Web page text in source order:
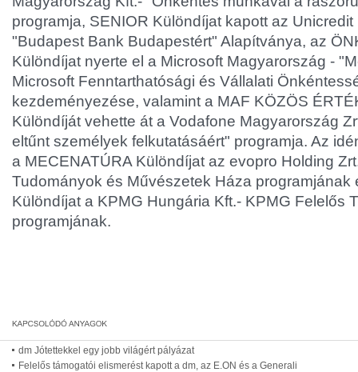
programja, SENIOR Különdíjat kapott az
"Budapest Bank Budapestért" Alapítványa, az
Különdíjat nyerte el a Microsoft Magyarország -
Microsoft Fenntarthatósági és Vállalati
kezdeményezése, valamint a MAF KÖZÖS
Különdíját vehette át a Vodafone Magyarország
eltűnt személyek felkutatásáért" programja. Az
a MECENATÚRA Különdíjat az evopro Holding
Tudományok és Művészetek Háza programjának
Különdíjat a KPMG Hungária Kft.- KPMG Felelős
programjának.
dm Jótettekkel egy jobb világért pályázat
Felelős támogatói elismerést kapott a dm, az E.ON és a Generali